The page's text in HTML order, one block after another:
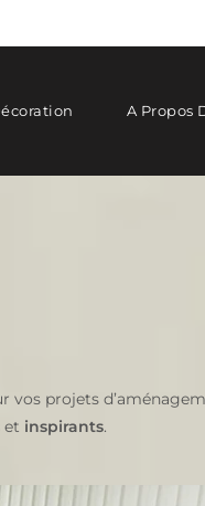
A Propos
vos projets
et inspirants.